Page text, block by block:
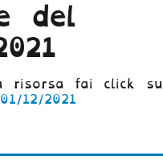
del
dei criteri
risorsa fai click su
12/2021